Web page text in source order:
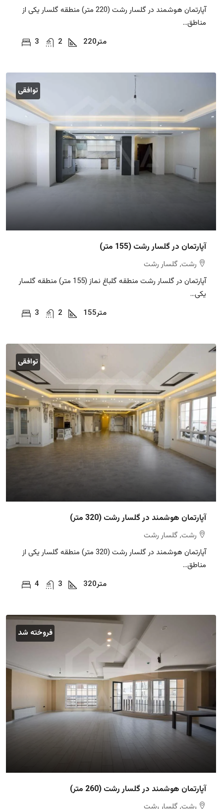
آپارتمان هوشمند در گلسار رشت (220 متر) منطقه گلسار یکی از
مناطق...
3
2 220متر
توافقی
آپارتمان در گلسار رشت (155 متر)
رشت, گلسار رشت
آپارتمان در گلسار رشت منطقه گلباغ نماز (155 متر) منطقه گلسار
یکی...
3
2 155متر
توافقی
آپارتمان هوشمند در گلسار رشت (320 متر)
رشت, گلسار رشت
آپارتمان هوشمند در گلسار رشت (320 متر) منطقه گلسار یکی از
مناطق...
4
3 320متر
فروخته شد
آپارتمان هوشمند در گلسار رشت (260 متر)